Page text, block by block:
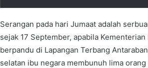
Serangan pada hari Jumaat adalah
sejak 17 September, apabila
berpandu di Lapangan Terbang
selatan ibu negara membunuh lima orang